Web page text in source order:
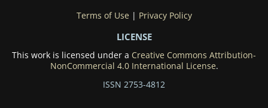
Terms of Use | Privacy Policy
LICENSE
This work is licensed under a Creative Commons Attribution-
NonCommercial 4.0 International License.
ISSN 2753-4812